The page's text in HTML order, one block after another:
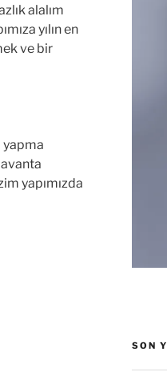
alalım
yılın en
ve bir
yapma
yapımızda
SON